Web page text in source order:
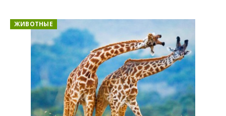
ЖИВОТНЫЕ